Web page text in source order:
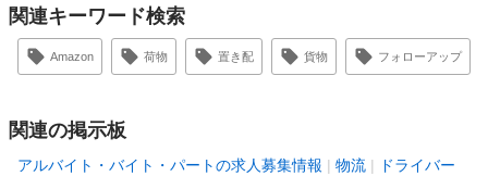
関連キーワード検索
Amazon 荷物 置き配 貨物 フォローアップ
関連の掲示板
アルバイト・バイト・パートの求人募集情報 物流 ドライバー